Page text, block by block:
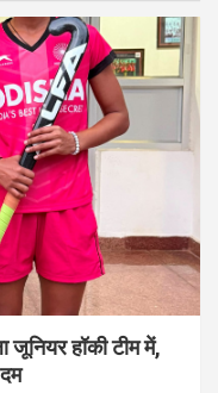
जूनियर हॉकी टीम में,